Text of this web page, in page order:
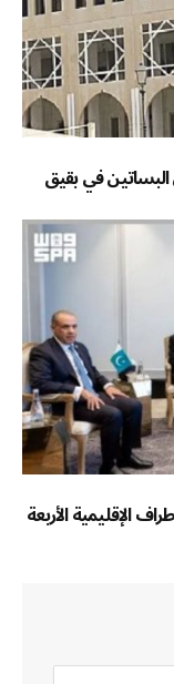
في بقيق
الإقليمية الأربعة